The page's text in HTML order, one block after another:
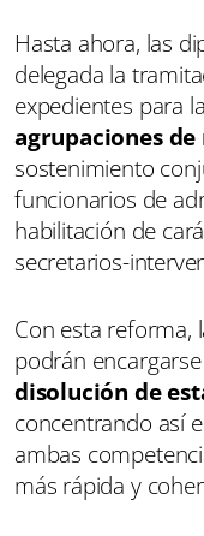
Hasta ahora, las
delegada la
expedientes para
agrupaciones
sostenimiento
funcionarios de
habilitación de
secretarios-
Con esta reforma,
podrán
disolución de
concentrando así
ambas
más rápida y